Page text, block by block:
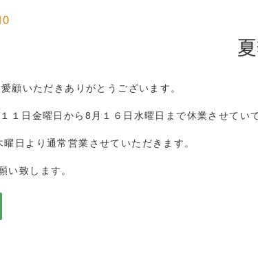
顧いただきありがとうございます。
１日金曜日から8月１６日水曜日まで休業させてい
日より通常営業させていただきます。
い致します。